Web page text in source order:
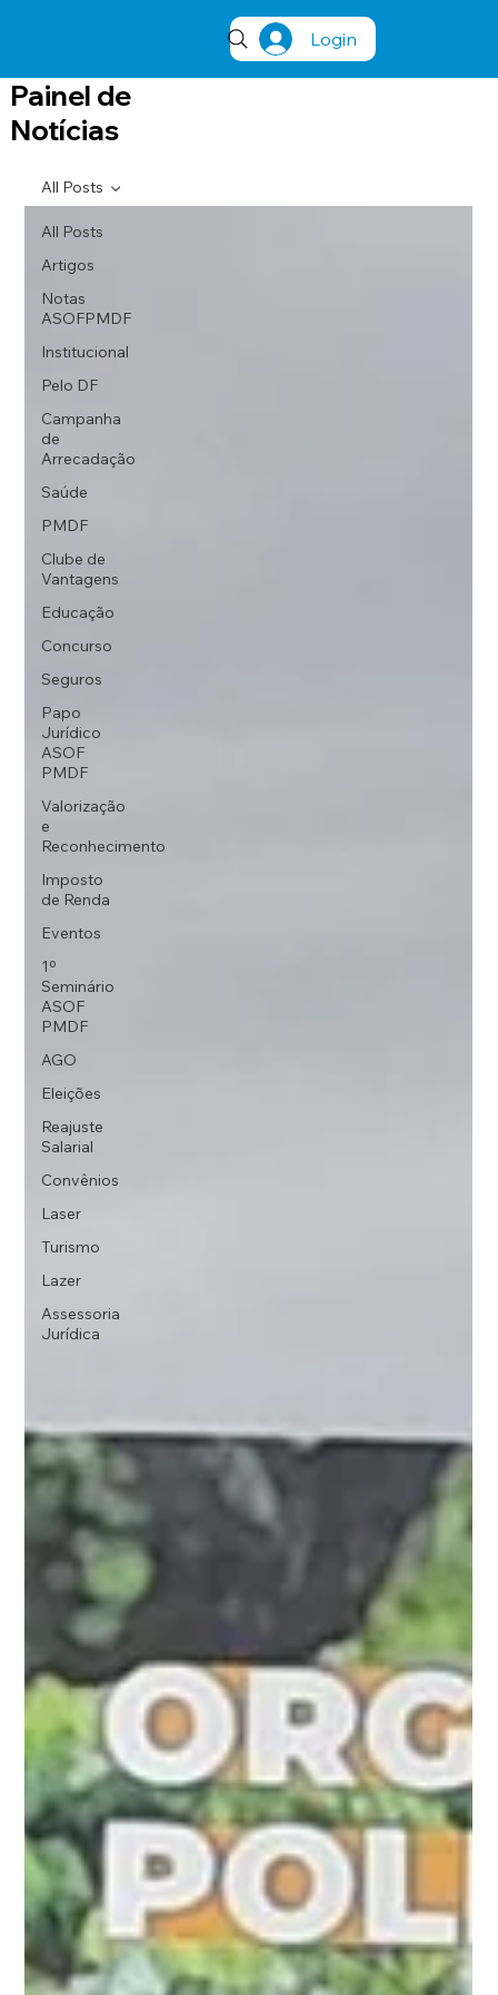
Login
Painel de
Notícias
All Posts
Artigos
Notas
ASOFPMDF
Institucional
Pelo DF
Campanha
de
Arrecadação
Saúde
PMDF
Clube de
Vantagens
Educação
Concurso
Seguros
Papo
Jurídico
ASOF
PMDF
Valorização
e
Reconhecimento
Imposto
de Renda
Eventos
1º
Seminário
ASOF
PMDF
AGO
Eleições
Reajuste
Salarial
Convênios
Laser
Turismo
Lazer
Assessoria
Jurídica
All Posts